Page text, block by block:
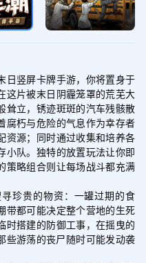
日竖屏卡牌手游，你将置身于
这片被末日阴霾笼罩的荒芜大
耸立，锈迹斑斑的汽车残骸散
腐朽与危险的气息作为幸存者
资源；同时通过收集和培养各
小队。独特的放置玩法让你即
策略组合则让每场战斗都充满
珍贵的物资：一罐过期的食
带都可能决定整个营地的生死
时搭建的防御工事，在摇曳的
游荡的丧尸随时可能发动袭